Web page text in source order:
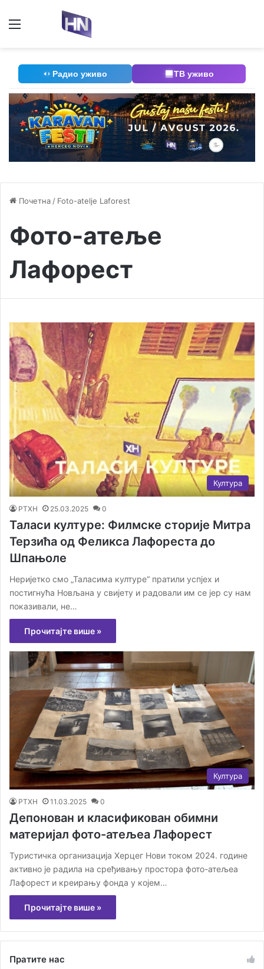
Радио уживо ТВ уживо
Почетна / Foto-atelje Laforest
Фото-атеље
Лафорест
Култура
РТХН 25.03.2025 0
Таласи културе: Филмске сторије Митра
Терзића од Феликса Лафореста до
Шпањоле
Неријетко смо „Таласима културе“ пратили успјех и
постигнућа Новљана у свијету и радовали им се јер су нам
показивали, не…
Прочитајте више »
Култура
РТХН 11.03.2025 0
Депонован и класификован обимни
материјал фото-атељеа Лафорест
Туристичка организација Херцег Нови током 2024. године
активно је радила на сређивању простора фото-атељеа
Лафорест и креирању фонда у којем…
Прочитајте више »
Пратите нас